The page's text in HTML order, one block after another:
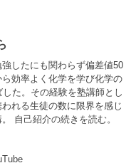
したにも関わらず偏差値50
効率よく化学を学び化学の
た。その経験を塾講師とし
れる生徒の数に限界を感じ
自己紹介の続きを読む。